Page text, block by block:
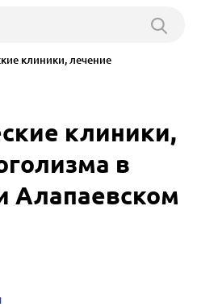
клиники, лечение
клиники,
в
Алапаевском